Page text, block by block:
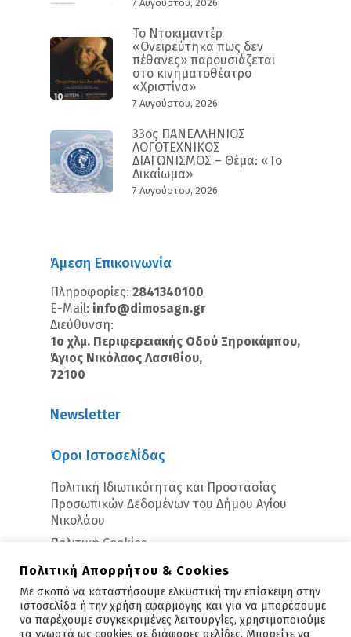
7 Αυγούστου, 2026
Το Ντοκιμαντέρ
«Ονειρεύτηκα πως δεν
πέθανες» παρουσιάζεται
στο κινηματοθέατρο
«Χριστίνα»
7 Αυγούστου, 2026
33ος ΠΑΝΕΛΛΗΝΙΟΣ
ΛΟΓΟΤΕΧΝΙΚΟΣ
ΔΙΑΓΩΝΙΣΜΟΣ – Θέμα: «Το
Δικαίωμα»
7 Αυγούστου, 2026
Άμεση Επικοινωνία
Πληροφορίες: 2841340100
E-Mail: info@dimosagn.gr
Διεύθυνση:
1ο χλμ. Περιφερειακής Οδού Ξηροκάμπου,
Άγιος Νικόλαος Λασιθίου,
72100
Newsletter
Όροι Ιστοσελίδας
Πολιτική Ιδιωτικότητας και Προστασίας
Προσωπικών Δεδομένων του Δήμου Αγίου
Νικολάου
Πολιτική Cookies
Πολιτική Απορρήτου & Cookies
Με σκοπό να καταστήσουμε ελκυστική την επίσκεψη στην
ιστοσελίδα ή την χρήση εφαρμογής και για να μπορέσουμε
να παρέχουμε συγκεκριμένες λειτουργίες, χρησιμοποιούμε
τα γνωστά ως cookies σε διάφορες σελίδες. Μπορείτε να